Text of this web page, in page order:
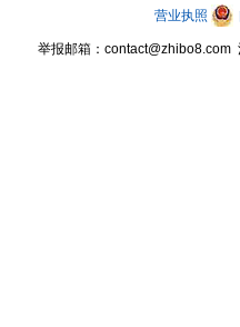
营业执照
举报邮箱：